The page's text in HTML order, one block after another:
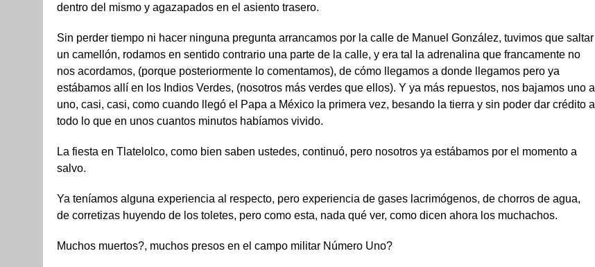
dentro del mismo y agazapados en el asiento trasero.
Sin perder tiempo ni hacer ninguna pregunta arrancamos por la calle de Manuel González, tuvimos que saltar
un camellón, rodamos en sentido contrario una parte de la calle, y era tal la adrenalina que francamente no
nos acordamos, (porque posteriormente lo comentamos), de cómo llegamos a donde llegamos pero ya
estábamos allí en los Indios Verdes, (nosotros más verdes que ellos). Y ya más repuestos, nos bajamos uno a
uno, casi, casi, como cuando llegó el Papa a México la primera vez, besando la tierra y sin poder dar crédito a
todo lo que en unos cuantos minutos habíamos vivido.
La fiesta en Tlatelolco, como bien saben ustedes, continuó, pero nosotros ya estábamos por el momento a
salvo.
Ya teníamos alguna experiencia al respecto, pero experiencia de gases lacrimógenos, de chorros de agua,
de corretizas huyendo de los toletes, pero como esta, nada qué ver, como dicen ahora los muchachos.
Muchos muertos?, muchos presos en el campo militar Número Uno?